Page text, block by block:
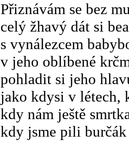
Přiznávám se bez
celý žhavý dát si
s vynálezcem
v jeho oblíbené
pohladit si jeho
jako kdysi v létech,
kdy nám ještě
kdy jsme pili